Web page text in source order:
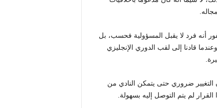
أنه فرد لا يقبل المسؤولية فحسب، بل
قادنا إلى لقب الدوري الإنجليزي
ضروري حتى يتمكن النادي من
لم يتم التوصل إليه بسهولة.